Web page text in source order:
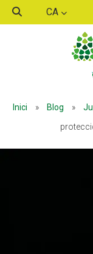
CA
Inici » Blog »